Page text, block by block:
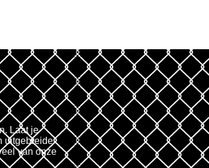
Laat je
uitgebreide
van onze